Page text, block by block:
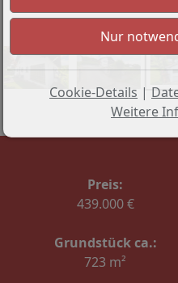
Preis:
439.000 €
Grundstück ca.:
723 m²
Cookie-Details |
Weitere